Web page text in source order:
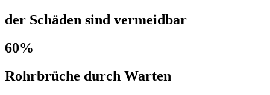
der Schäden sind vermeidbar
60%
Rohrbrüche durch Warten